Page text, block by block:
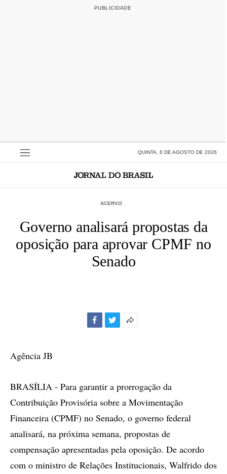
QUINTA, 6 DE AGOSTO DE 2026
ACERVO
Governo analisará propostas da
oposição para aprovar CPMF no
Senado
Agência JB
BRASÍLIA - Para garantir a prorrogação da
Contribuição Provisória sobre a Movimentação
Financeira (CPMF) no Senado, o governo federal
analisará, na próxima semana, propostas de
compensação apresentadas pela oposição. De acordo
com o ministro de Relações Institucionais, Walfrido dos